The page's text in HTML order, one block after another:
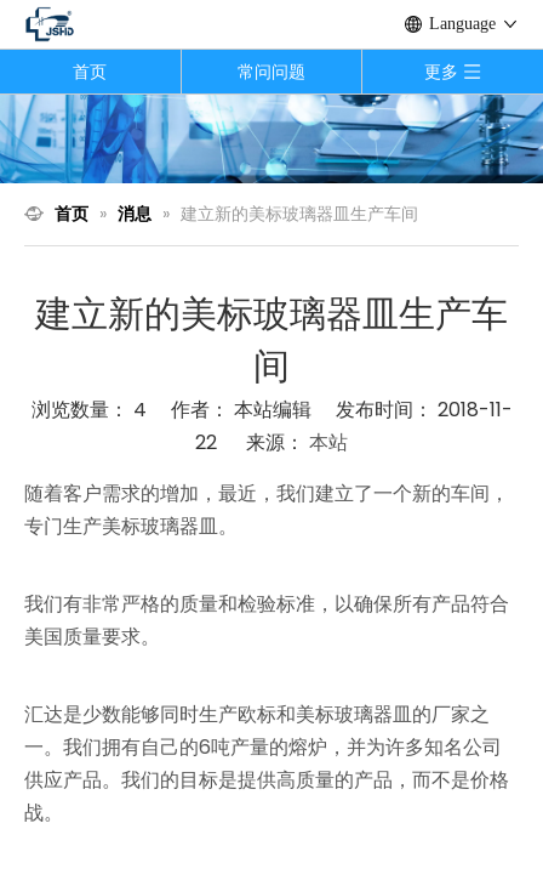
Language
首页 常问问题 更多
首页 » 消息 » 建立新的美标玻璃器皿生产车间
建立新的美标玻璃器皿生产车
间
浏览数量： 4 作者： 本站编辑 发布时间： 2018-11-
22 来源： 本站
["wechat","weibo","qzone","douban","email"]
随着客户需求的增加，最近，我们建立了一个新的车间，
专门生产美标玻璃器皿。
我们有非常严格的质量和检验标准，以确保所有产品符合
美国质量要求。
汇达是少数能够同时生产欧标和美标玻璃器皿的厂家之
一。我们拥有自己的6吨产量的熔炉，并为许多知名公司
供应产品。我们的目标是提供高质量的产品，而不是价格
战。